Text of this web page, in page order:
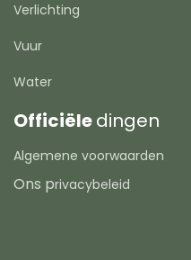
Verlichting
Vuur
Water
Officiëledingen
Algemene voorwaarden
Ons privacybeleid